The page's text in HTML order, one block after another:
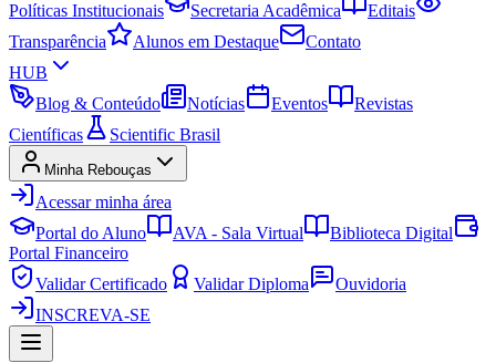
Políticas Institucionais
Secretaria Acadêmica
Editais
Transparência
Alunos em Destaque
Contato
HUB
Blog & Conteúdo
Notícias Eventos
Revistas
Científicas
Scientific Brasil
Minha Rebouças
Acessar minha área
Portal do Aluno
AVA - Sala Virtual
Biblioteca Digital
Portal Financeiro
Validar Certificado
Validar Diploma
Ouvidoria
INSCREVA-SE